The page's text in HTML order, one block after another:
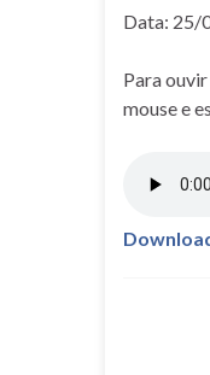
Data: 25/
Para
mouse e